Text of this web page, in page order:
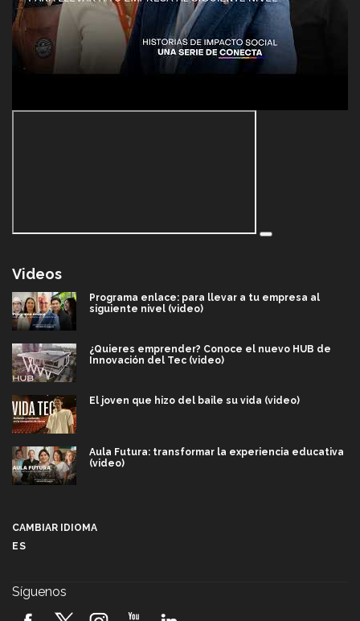
Videos
Programa enlace: para llevar a tu empresa al
siguiente nivel (video)
¿Quieres emprender? Conoce el nuevo HUB de
Innovación del Tec (video)
El joven que hizo del baile su vida (video)
Aula Futura: transformar la experiencia educativa
(video)
2026! (video)
CAMBIAR IDIOMA
ES
Síguenos